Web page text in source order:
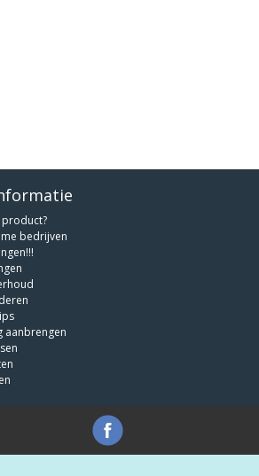
product?
bedrijven
aanbrengen